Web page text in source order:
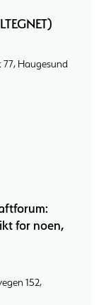
77, Haugesund
for noen,
152,